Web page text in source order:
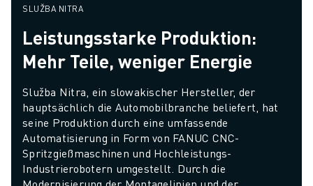
SLUŽBA NITRA
Leistungsstarke Produktion:
Mehr Teile, weniger Energie
Služba Nitra, ein slowakischer Hersteller, der
hauptsächlich die Automobilbranche beliefert, hat
seine Produktion durch eine umfassende
Automatisierung in Form von FANUC CNC-
Spritzgießmaschinen und Hochleistungs-
Industrierobotern umgestellt. Durch die